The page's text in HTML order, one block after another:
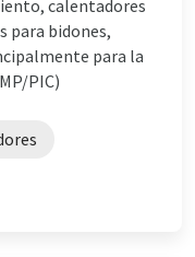
calentadores
para bidones,
para la
PIC)